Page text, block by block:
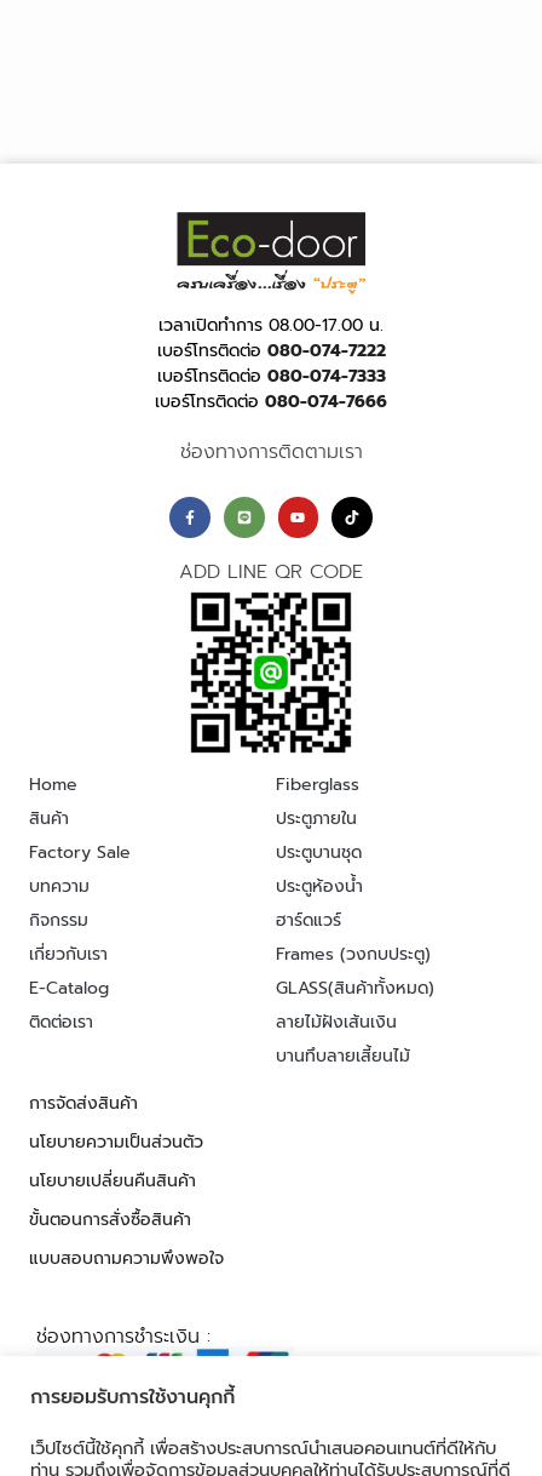
เวลาเปิดทำการ 08.00-17.00 น.
เบอร์โทรติดต่อ 080-074-7222
เบอร์โทรติดต่อ 080-074-7333
เบอร์โทรติดต่อ 080-074-7666
ช่องทางการติดตามเรา
ADD LINE QR CODE
Home
สินค้า
Factory Sale
บทความ
กิจกรรม
เกี่ยวกับเรา
E-Catalog
ติดต่อเรา
Fiberglass
ประตูภายใน
ประตูบานชุด
ประตูห้องน้ำ
ฮาร์ดแวร์
Frames (วงกบประตู)
GLASS(สินค้าทั้งหมด)
ลายไม้ฝังเส้นเงิน
บานทึบลายเสี้ยนไม้
การจัดส่งสินค้า
นโยบายความเป็นส่วนตัว
นโยบายเปลี่ยนคืนสินค้า
ขั้นตอนการสั่งซื้อสินค้า
แบบสอบถามความพึงพอใจ
ช่องทางการชำระเงิน :
© 2026 ALL RIGHTS RESERVED​
การยอมรับการใช้งานคุกกี้
เว็ปไซต์นี้ใช้คุกกี้ เพื่อสร้างประสบการณ์นำเสนอคอนเทนต์ที่ดีให้กับ
ท่าน รวมถึงเพื่อจัดการข้อมูลส่วนบุคคลให้ท่านได้รับประสบการณ์ที่ดี